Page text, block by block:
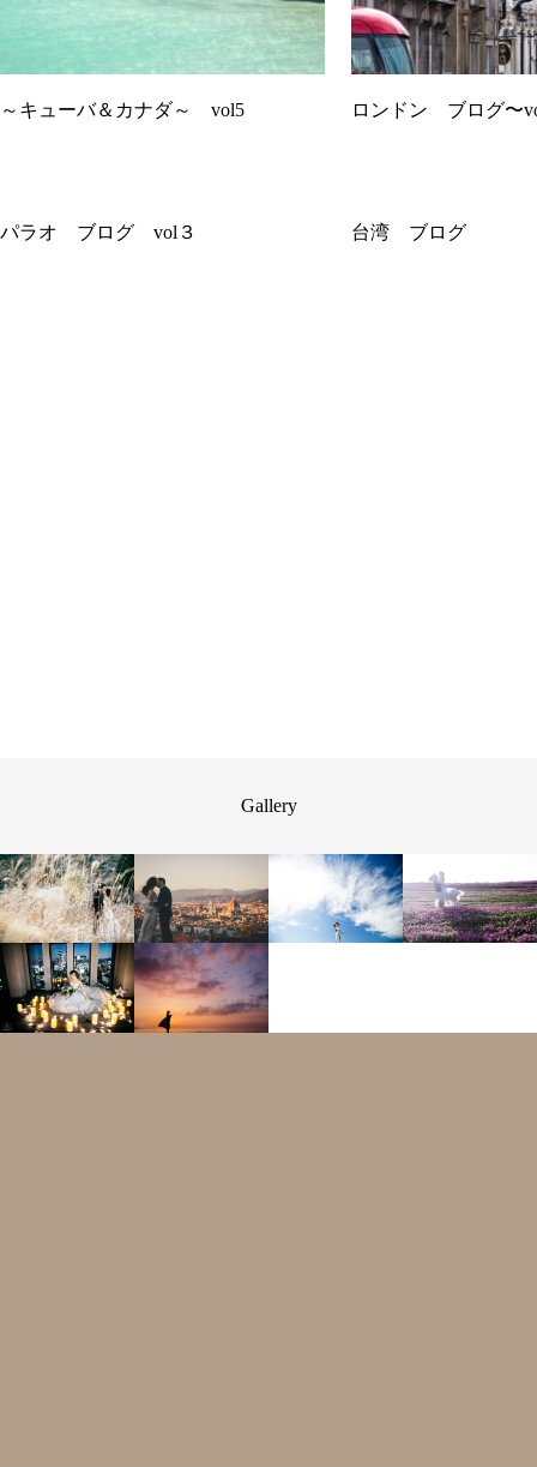
～キューバ＆カナダ～ vol5 ロンドン ブログ〜
パラオ ブログ vol３ 台湾 ブログ
Gallery